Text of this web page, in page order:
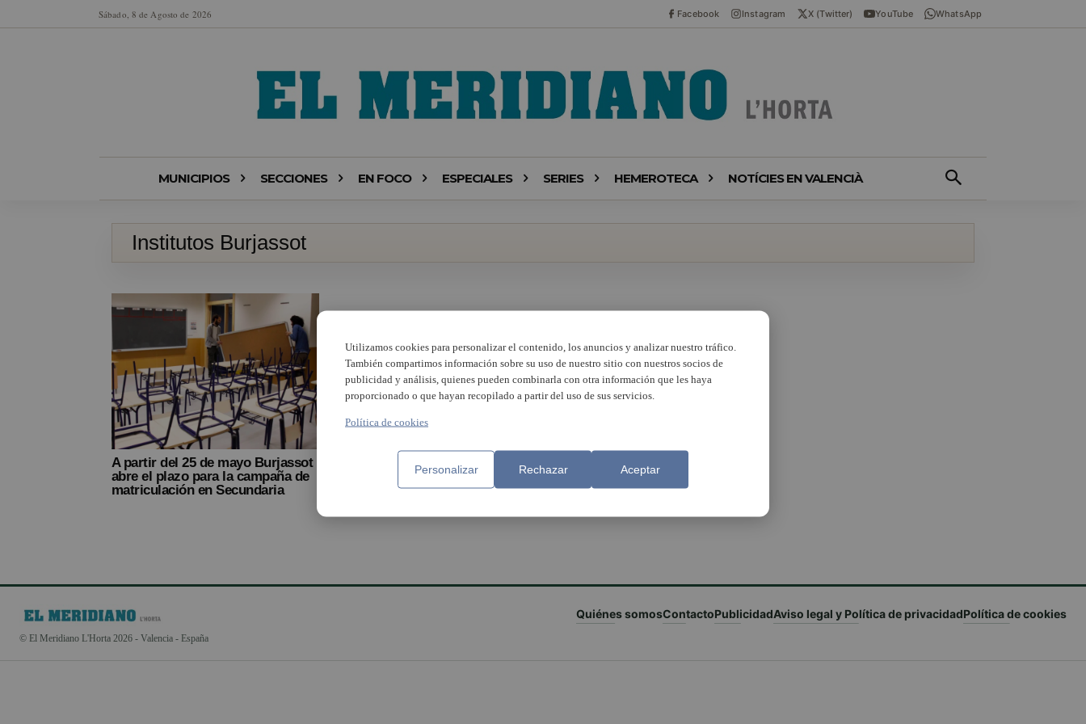
Sábado, 8 de Agosto de 2026 Facebook Instagram X (Twitter) YouTube WhatsApp
MUNICIPIOS SECCIONES EN FOCO ESPECIALES SERIES HEMEROTECA NOTÍCIES EN VALENCIÀ
Institutos Burjassot
A partir del 25 de mayo Burjassot
abre el plazo para la campaña de
matriculación en Secundaria
© El Meridiano L'Horta 2026 - Valencia - España
Quiénes somosContactoPublicidadAviso legal y Política de privacidadPolítica de cookies
Utilizamos cookies para personalizar el contenido, los anuncios y analizar nuestro tráfico.
También compartimos información sobre su uso de nuestro sitio con nuestros socios de
publicidad y análisis, quienes pueden combinarla con otra información que les haya
proporcionado o que hayan recopilado a partir del uso de sus servicios.
Política de cookies
Personalizar Rechazar Aceptar